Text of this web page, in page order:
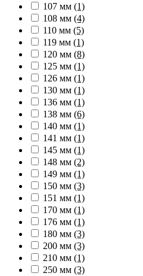
107 мм (1)
108 мм (4)
110 мм (5)
119 мм (1)
120 мм (8)
125 мм (1)
126 мм (1)
130 мм (1)
136 мм (1)
138 мм (6)
140 мм (1)
141 мм (1)
145 мм (1)
148 мм (2)
149 мм (1)
150 мм (3)
151 мм (1)
170 мм (1)
176 мм (1)
180 мм (3)
200 мм (3)
210 мм (1)
250 мм (3)